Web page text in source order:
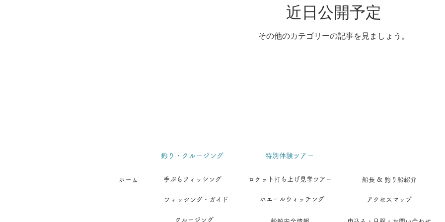
近日公開予定
その他のカテゴリーの記事を見ましょう。
ホーム
釣り・クルージング
手ぶらフィッシング
フィッシング・ガイド
クルージング
​特別体験ツアー
ロケット打ち上げ見学ツアー
ホエールウォッチング
船長 & 釣り船紹介
アクセスマップ